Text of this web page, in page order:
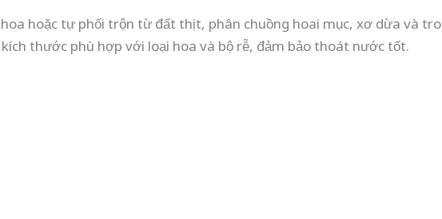
hoặc tự phối trộn từ đất thịt, phân chuồng hoai mục, xơ dừa và tro
thước phù hợp với loại hoa và bộ rễ, đảm bảo thoát nước tốt.